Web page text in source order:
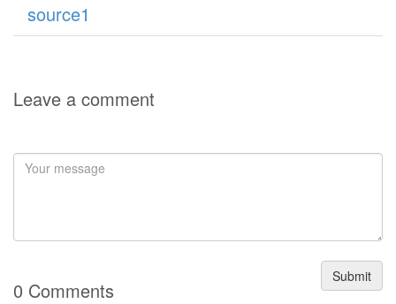
source1
Leave a comment
Submit
0 Comments